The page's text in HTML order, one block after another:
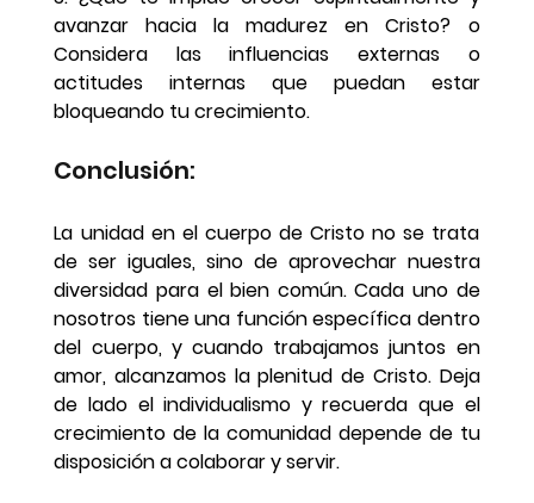
avanzar hacia la madurez en Cristo? o
Considera las influencias externas o
actitudes internas que puedan estar
bloqueando tu crecimiento.
Conclusión:
La unidad en el cuerpo de Cristo no se trata
de ser iguales, sino de aprovechar nuestra
diversidad para el bien común. Cada uno de
nosotros tiene una función específica dentro
del cuerpo, y cuando trabajamos juntos en
amor, alcanzamos la plenitud de Cristo. Deja
de lado el individualismo y recuerda que el
crecimiento de la comunidad depende de tu
disposición a colaborar y servir.